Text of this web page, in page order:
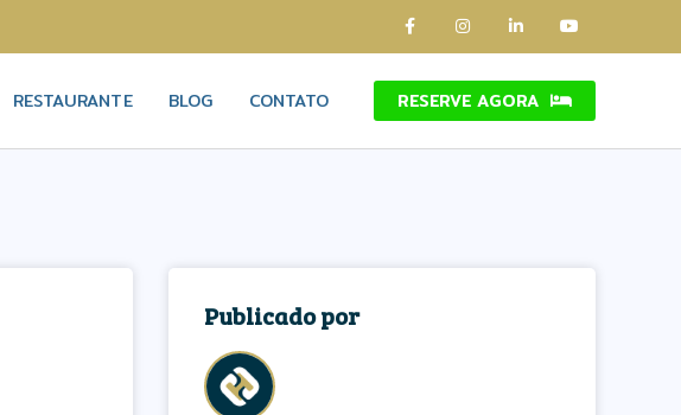
RESTAURANTE BLOG CONTATO RESERVE AGORA
Publicado por